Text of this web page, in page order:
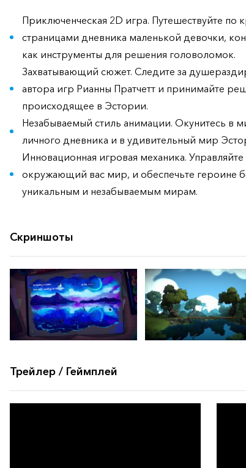
Приключенческая 2D игра. Путешествуйте по
страницами дневника маленькой девочки,
как инструменты для решения головоломок.
Захватывающий сюжет. Следите за
автора игр Рианны Пратчетт и принимайте
происходящее в Эстории.
Незабываемый стиль анимации. Окунитесь в
личного дневника и в удивительный мир
Инновационная игровая механика.
окружающий вас мир, и обеспечьте героине
уникальным и незабываемым мирам.
Скриншоты
Трейлер / Геймплей